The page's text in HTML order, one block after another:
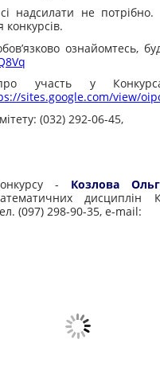
надсилати не потрібно.
ознайомтесь,
участь у
sites.google.com/view/
(032) 292-06-45,
- Козлова
(097) 298-90-35, e-mail: